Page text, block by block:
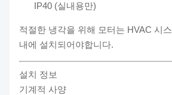
IP40 (실내용만)
적절한 냉각을 위해 모터는 HVAC 시
내에 설치되어야합니다.
설치 정보
기계적 사양